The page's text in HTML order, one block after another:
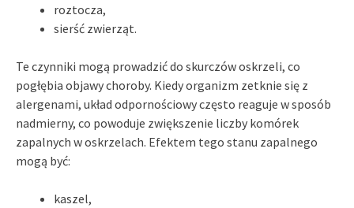
roztocza,
sierść zwierząt.
Te czynniki mogą prowadzić do skurczów oskrzeli, co
pogłębia objawy choroby. Kiedy organizm zetknie się z
alergenami, układ odpornościowy często reaguje w sposób
nadmierny, co powoduje zwiększenie liczby komórek
zapalnych w oskrzelach. Efektem tego stanu zapalnego
mogą być:
kaszel,